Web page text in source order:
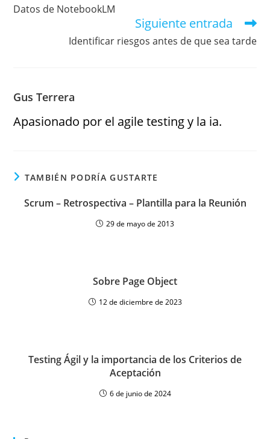
Datos de NotebookLM
Siguiente entrada
Identificar riesgos antes de que sea tarde
Gus Terrera
Apasionado por el agile testing y la ia.
TAMBIÉN PODRÍA GUSTARTE
Scrum – Retrospectiva – Plantilla para la Reunión
29 de mayo de 2013
Sobre Page Object
12 de diciembre de 2023
Testing Ágil y la importancia de los Criterios de
Aceptación
6 de junio de 2024